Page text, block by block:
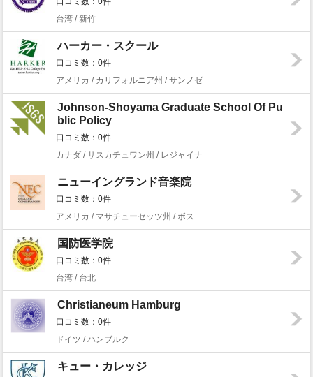
台湾 / 新竹
ハーカー・スクール
口コミ数：0件
アメリカ / カリフォルニア州 / サンノゼ
Johnson-Shoyama Graduate School Of Pu
blic Policy
口コミ数：0件
カナダ / サスカチュワン州 / レジャイナ
ニューイングランド音楽院
口コミ数：0件
国防医学院
口コミ数：0件
台湾 / 台北
Christianeum Hamburg
口コミ数：0件
ドイツ / ハンブルク
キュー・カレッジ